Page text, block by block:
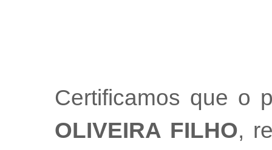
Certificamos que o
OLIVEIRA FILHO,